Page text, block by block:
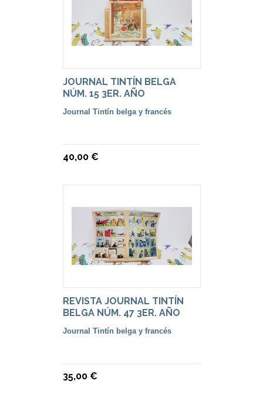
JOURNAL TINTÍN BELGA
NÚM. 15 3ER. AÑO
Journal Tintín belga y francés
40,00 €
REVISTA JOURNAL TINTÍN
BELGA NÚM. 47 3ER. AÑO
Journal Tintín belga y francés
35,00 €